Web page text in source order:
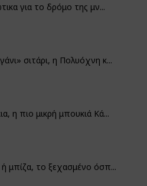
για το δρόμο της μν...
σιτάρι, η Πολυόχνη κ...
η πιο μικρή μπουκιά Κά...
μπίζα, το ξεχασμένο όσπ...